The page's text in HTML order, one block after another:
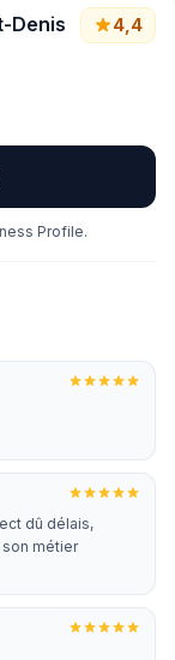
Denis 4,4
Profile.
dû délais,
métier